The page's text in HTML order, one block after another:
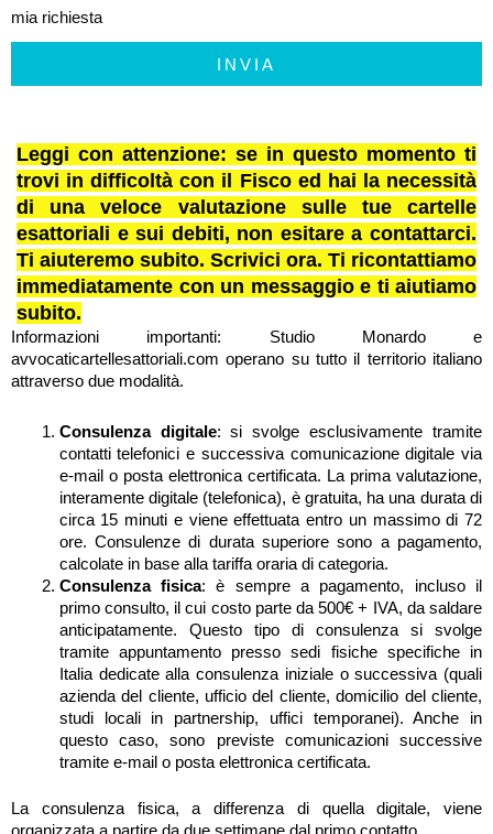
mia richiesta
INVIA
Leggi con attenzione: se in questo momento ti
trovi in difficoltà con il Fisco ed hai la necessità
di una veloce valutazione sulle tue cartelle
esattoriali e sui debiti, non esitare a contattarci.
Ti aiuteremo subito. Scrivici ora. Ti ricontattiamo
immediatamente con un messaggio e ti aiutiamo
subito.
Informazioni importanti: Studio Monardo e
avvocaticartellesattoriali.com operano su tutto il territorio italiano
attraverso due modalità.
Consulenza digitale: si svolge esclusivamente tramite
contatti telefonici e successiva comunicazione digitale via
e-mail o posta elettronica certificata. La prima valutazione,
interamente digitale (telefonica), è gratuita, ha una durata di
circa 15 minuti e viene effettuata entro un massimo di 72
ore. Consulenze di durata superiore sono a pagamento,
calcolate in base alla tariffa oraria di categoria.
Consulenza fisica: è sempre a pagamento, incluso il
primo consulto, il cui costo parte da 500€ + IVA, da saldare
anticipatamente. Questo tipo di consulenza si svolge
tramite appuntamento presso sedi fisiche specifiche in
Italia dedicate alla consulenza iniziale o successiva (quali
azienda del cliente, ufficio del cliente, domicilio del cliente,
studi locali in partnership, uffici temporanei). Anche in
questo caso, sono previste comunicazioni successive
tramite e-mail o posta elettronica certificata.
La consulenza fisica, a differenza di quella digitale, viene
organizzata a partire da due settimane dal primo contatto.